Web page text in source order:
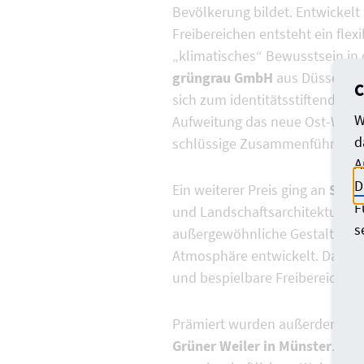
Bevölkerung bildet.
Freibereichen entsteht ein
„klimatisches“ Bewusstsein
grüngrau GmbH aus
sich zum identitätsstiftenden
Aufweitung das neue Ost-
schlüssige
Ein weiterer Preis ging an
und Landschaftsarchitektur ist
außergewöhnliche
Atmosphäre entwickelt. Das
und bespielbare Freibereiche.
Prämiert wurden außerdem
Grüner Weiler in Münster.